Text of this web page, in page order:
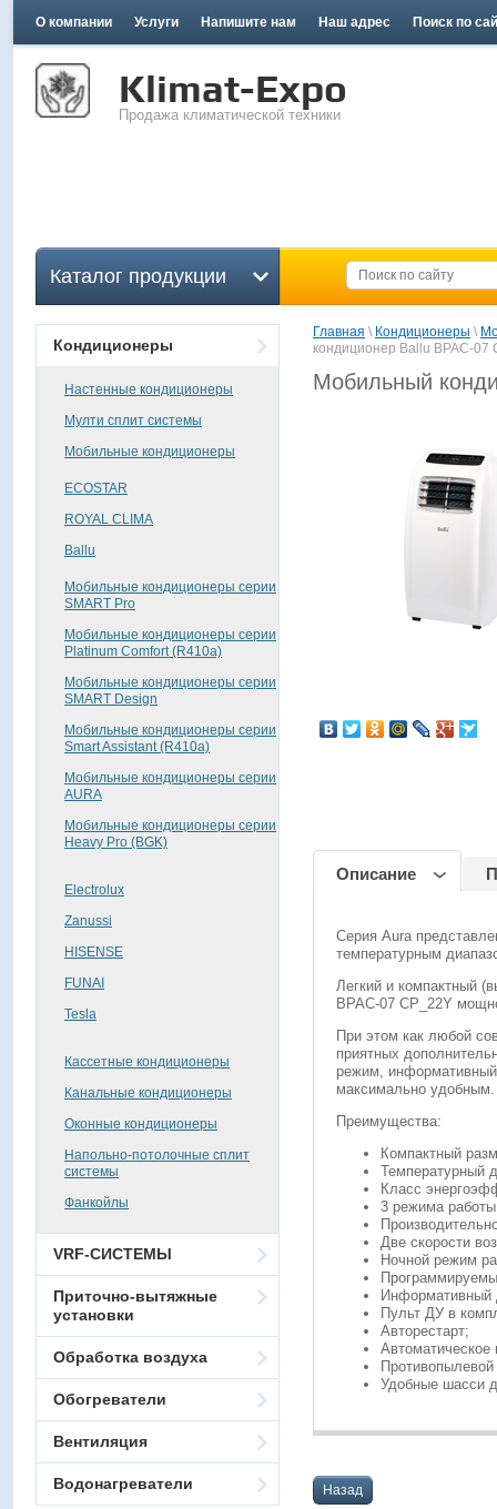
О компании Услуги Напишите нам Наш адрес Поиск по
Klimat-Expo
Продажа климатической техники
Каталог продукции
Кондиционеры
Настенные кондиционеры
Мулти сплит системы
Мобильные кондиционеры
ECOSTAR
ROYAL CLIMA
Ballu
Мобильные кондиционеры серии
SMART Pro
Мобильные кондиционеры серии
Platinum Comfort (R410a)
Мобильные кондиционеры серии
SMART Design
Мобильные кондиционеры серии
Smart Assistant (R410a)
Мобильные кондиционеры серии
AURA
Мобильные кондиционеры серии
Heavy Pro (BGK)
Electrolux
Zanussi
HISENSE
FUNAI
Tesla
Кассетные кондиционеры
Канальные кондиционеры
Оконные кондиционеры
Напольно-потолочные сплит
системы
Фанкойлы
VRF-СИСТЕМЫ
Приточно-вытяжные
установки
Обработка воздуха
Обогреватели
Вентиляция
Водонагреватели
Главная \ Кондиционеры \
кондиционер Ballu BPAC-07
Мобильный
Описание
Серия Aura
температурным
Легкий и компактный
BPAC-07 CP_22Y
При этом как любой
приятных
режим,
максимально удобным.
Преимущества:
Компактный
Температурный
Класс
3 режима
Две скорости
Ночной режим
Информативный
Пульт ДУ в
Авторестарт;
Автоматическое
Удобные шасси
Назад